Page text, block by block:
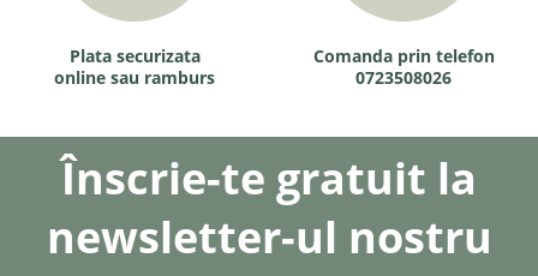
Plata securizata
online sau ramburs
Comanda prin telefon
0723508026
Înscrie-te gratuit la
newsletter-ul nostru